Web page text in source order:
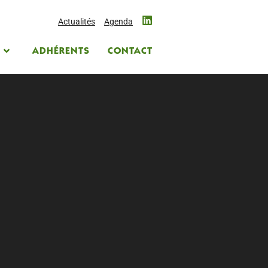
Actualités Agenda
ADHÉRENTS CONTACT